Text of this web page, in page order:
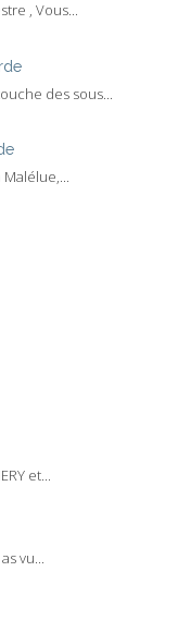
, Vous...
des sous...
et...
vu...